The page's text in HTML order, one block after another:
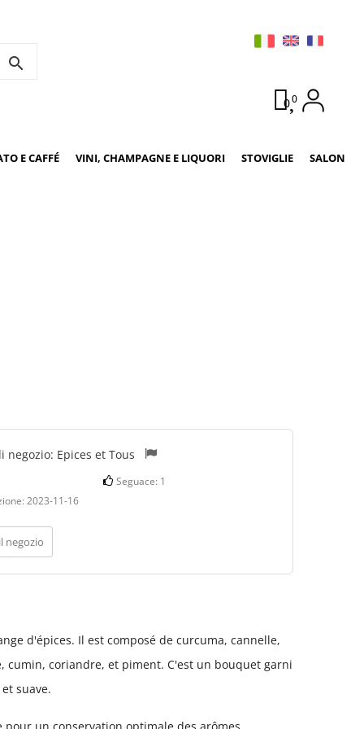
search
00
E CAFFÉ VINI, CHAMPAGNE E LIQUORI STOVIGLIE SALON
negozio: Epices et Tous
Seguace: 1
2023-11-16
negozio
d'épices. Il est composé de curcuma, cannelle,
cumin, coriandre, et piment. C'est un bouquet garni
suave.